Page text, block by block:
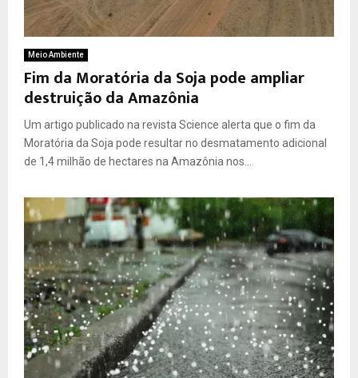
Meio Ambiente
Fim da Moratória da Soja pode ampliar
destruição da Amazônia
Um artigo publicado na revista Science alerta que o fim da
Moratória da Soja pode resultar no desmatamento adicional
de 1,4 milhão de hectares na Amazônia nos...